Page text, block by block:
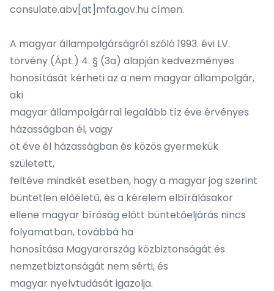
consulate.abv[at]mfa.gov.hu címen.
A magyar állampolgárságról szóló 1993. évi LV.
törvény (Ápt.) 4. § (3a) alapján kedvezményes
honosítását kérheti az a nem magyar állampolgár,
aki
magyar állampolgárral legalább tíz éve érvényes
házasságban él, vagy
öt éve él házasságban és közös gyermekük
született,
feltéve mindkét esetben, hogy a magyar jog szerint
büntetlen előéletű, és a kérelem elbírálásakor
ellene magyar bíróság előtt büntetőeljárás nincs
folyamatban, továbbá ha
honosítása Magyarország közbiztonságát és
nemzetbiztonságát nem sérti, és
magyar nyelvtudását igazolja.